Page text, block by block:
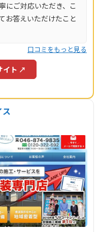
にご対応いただき、こ
お答えいただけたこと
口コミをもっと見る
イト ↗